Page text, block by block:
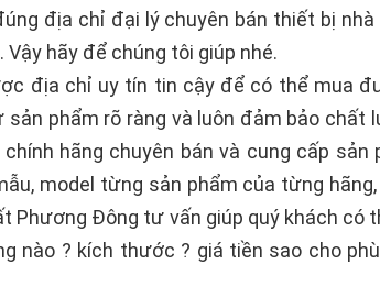
địa chỉ đại lý chuyên bán thiết bị
hãy để chúng tôi giúp nhé.
địa chỉ uy tín tin cậy để có thể mua
sản phẩm rõ ràng và luôn đảm bảo chất
hãng chuyên bán và cung cấp sản
model từng sản phẩm của từng hãng,
Phương Đông tư vấn giúp quý khách
nào ? kích thước ? giá tiền sao cho